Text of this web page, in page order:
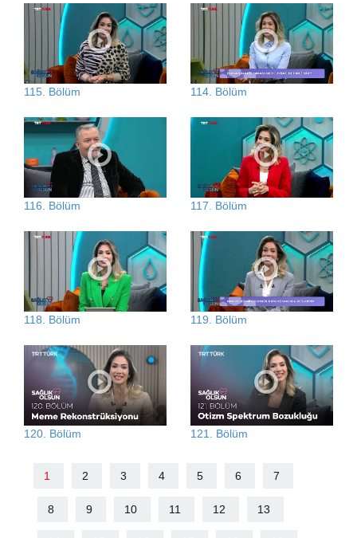
115. Bölüm 114. Bölüm
116. Bölüm 117. Bölüm
118. Bölüm 119. Bölüm
120. Bölüm 121. Bölüm
1 2 3 4 5 6 7
8 9 10 11 12 13